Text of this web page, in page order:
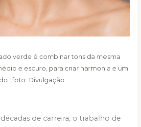
verde é combinar tons da mesma
e escuro, para criar harmonia e um
| foto: Divulgação
de carreira, o trabalho de